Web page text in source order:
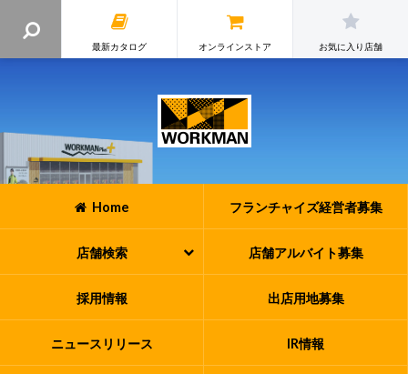
最新カタログ オンラインストア お気に入り店舗
Home フランチャイズ経営者募集
店舗検索 店舗アルバイト募集
採用情報 出店用地募集
ニュースリリース IR情報